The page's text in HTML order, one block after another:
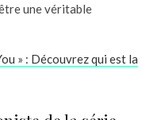
une véritable
» : Découvrez qui est la